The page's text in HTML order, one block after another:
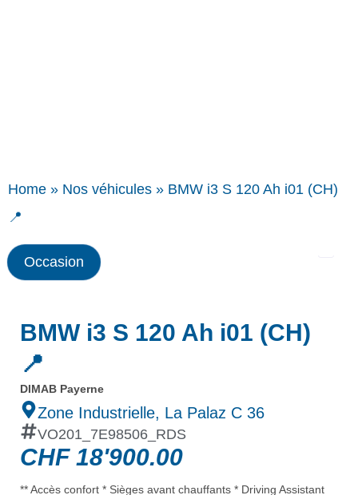
Home » Nos véhicules » BMW i3 S 120 Ah i01 (CH)
📍
Occasion
BMW i3 S 120 Ah i01 (CH)
📍
DIMAB Payerne
Zone Industrielle, La Palaz C 36
VO201_7E98506_RDS
CHF18'900.00
** Accès confort * Sièges avant chauffants * Driving Assistant